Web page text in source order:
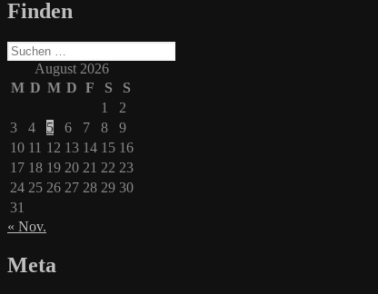
Finden
Suchen
nach:August 2026
M D M D F S
S
1
2
3
4 5 6 7 8
9
10 11 12 13 14 15 16
17 18 19 20 21 22 23
24 25 26 27 28 29 30
31
« Nov.
Meta